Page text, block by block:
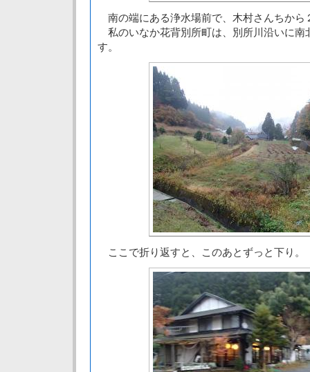
南の端にある浄水場前で、木村さんちから
私のいなか花背別所町は、別所川沿いに南
す。
ここで折り返すと、このあとずっと下り。